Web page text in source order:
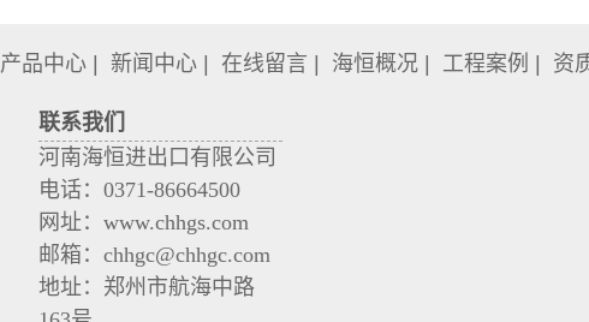
产品中心 新闻中心 在线留言 海恒概况 工程案例 资
联系我们
河南海恒进出口有限公司
电话：0371-86664500
网址：www.chhgs.com
邮箱：chhgc@chhgc.com
地址：郑州市航海中路